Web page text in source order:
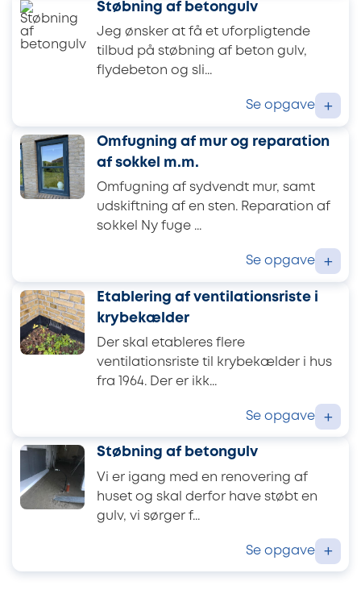
Støbning af betongulv
Jeg ønsker at få et uforpligtende
tilbud på støbning af beton gulv,
flydebeton og sli...
Se opgave +
Omfugning af mur og reparation
af sokkel m.m.
Omfugning af sydvendt mur, samt
udskiftning af en sten. Reparation af
sokkel Ny fuge ...
Se opgave +
Etablering af ventilationsriste i
krybekælder
Der skal etableres flere
ventilationsriste til krybekælder i hus
fra 1964. Der er ikk...
Se opgave +
Støbning af betongulv
Vi er igang med en renovering af
huset og skal derfor have støbt en
gulv, vi sørger f...
Se opgave +